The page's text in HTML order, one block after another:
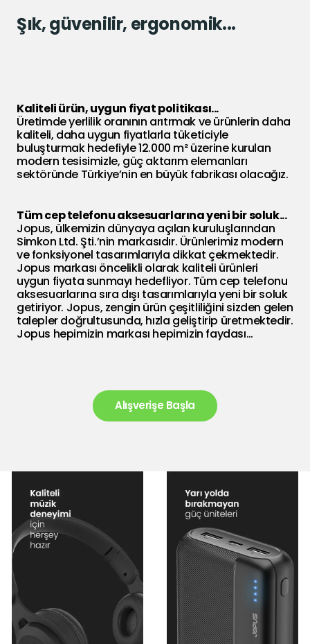
Şık, güvenilir, ergonomik...
Kaliteli ürün, uygun fiyat politikası...
Üretimde yerlilik oranının arıtrmak ve ürünlerin daha
kaliteli, daha uygun fiyatlarla tüketiciyle
buluşturmak hedefiyle 12.000 m² üzerine kurulan
modern tesisimizle, güç aktarım elemanları
sektöründe Türkiye’nin en büyük fabrikası olacağız.
Tüm cep telefonu aksesuarlarına yeni bir soluk...
Jopus, ülkemizin dünyaya açılan kuruluşlarından
Simkon Ltd. Şti.’nin markasıdır. Ürünlerimiz modern
ve fonksiyonel tasarımlarıyla dikkat çekmektedir.
Jopus markası öncelikli olarak kaliteli ürünleri
uygun fiyata sunmayı hedefliyor. Tüm cep telefonu
aksesuarlarına sıra dışı tasarımlarıyla yeni bir soluk
getiriyor. Jopus, zengin ürün çeşitliliğini sizden gelen
talepler doğrultusunda, hızla geliştirip üretmektedir.
Jopus hepimizin markası hepimizin faydası…
Alışverişe Başla